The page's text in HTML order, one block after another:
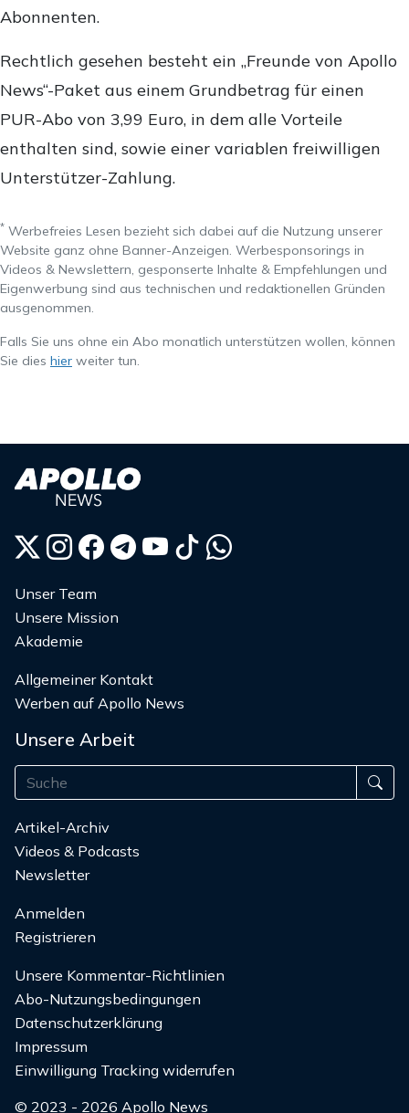
Abonnenten.
Rechtlich gesehen besteht ein „Freunde von Apollo
News“-Paket aus einem Grundbetrag für einen
PUR-Abo von 3,99 Euro, in dem alle Vorteile
enthalten sind, sowie einer variablen freiwilligen
Unterstützer-Zahlung.
* Werbefreies Lesen bezieht sich dabei auf die Nutzung unserer
Website ganz ohne Banner-Anzeigen. Werbesponsorings in
Videos & Newslettern, gesponserte Inhalte & Empfehlungen und
Eigenwerbung sind aus technischen und redaktionellen Gründen
ausgenommen.
Falls Sie uns ohne ein Abo monatlich unterstützen wollen, können
Sie dies hier weiter tun.
Unser Team
Unsere Mission
Akademie
Allgemeiner Kontakt
Werben auf Apollo News
Unsere Arbeit
Artikel-Archiv
Videos & Podcasts
Newsletter
Anmelden
Registrieren
Unsere Kommentar-Richtlinien
Abo-Nutzungsbedingungen
Datenschutzerklärung
Impressum
Einwilligung Tracking widerrufen
© 2023 - 2026 Apollo News